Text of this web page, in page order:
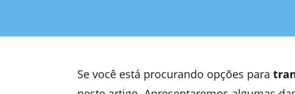
Se você está procurando opções para